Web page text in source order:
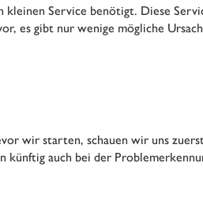
Service benötigt. Diese
es gibt nur wenige mögliche
wir starten, schauen wir uns
auch bei der